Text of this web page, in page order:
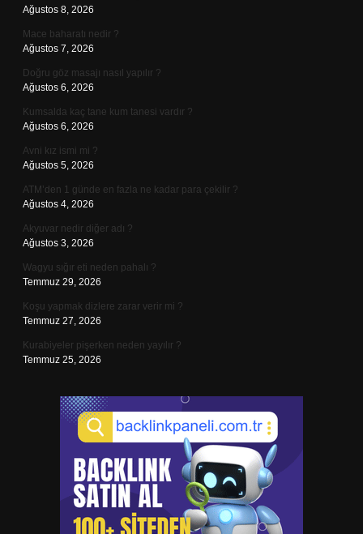
Ağustos 8, 2026
Mace baharatı nedir ?
Ağustos 7, 2026
Doğru göz masajı nasıl yapılır ?
Ağustos 6, 2026
Kumsalda kaç tane kum tanesi vardır ?
Ağustos 6, 2026
Avni kız ismi mi ?
Ağustos 5, 2026
ATM’den 1 günde en fazla ne kadar para çekilir ?
Ağustos 4, 2026
Akyuvar nedir diğer adı ?
Ağustos 3, 2026
Wagyu sığır eti neden pahalı ?
Temmuz 29, 2026
Koşu yapmak dizlere zarar verir mi ?
Temmuz 27, 2026
Kurabiyeler pişerken neden yayılır ?
Temmuz 25, 2026